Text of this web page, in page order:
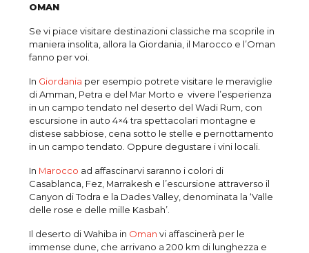
OMAN
Se vi piace visitare destinazioni classiche ma scoprile in
maniera insolita, allora la Giordania, il Marocco e l’Oman
fanno per voi.
In Giordania per esempio potrete visitare le meraviglie
di Amman, Petra e del Mar Morto e vivere l’esperienza
in un campo tendato nel deserto del Wadi Rum, con
escursione in auto 4×4 tra spettacolari montagne e
distese sabbiose, cena sotto le stelle e pernottamento
in un campo tendato. Oppure degustare i vini locali.
In Marocco ad affascinarvi saranno i colori di
Casablanca, Fez, Marrakesh e l’escursione attraverso il
Canyon di Todra e la Dades Valley, denominata la ‘Valle
delle rose e delle mille Kasbah’.
Il deserto di Wahiba in Oman vi affascinerà per le
immense dune, che arrivano a 200 km di lunghezza e